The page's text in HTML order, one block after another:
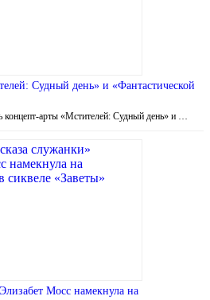
Судный день» и «Фантастической
концепт-арты «Мстителей: Судный день» и …
Мосс намекнула на